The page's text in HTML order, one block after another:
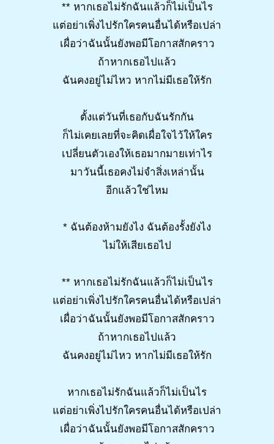
** หากเธอไม่รักฉันแล้วก็ไม่เป็นไร
แต่อย่าเพิ่งไปรักใครคนอื่นได้หรือเปล่า
เผื่อว่าฉันนั้นยังพอมีโอกาสสักคราว
ถ้าหากเธอไปแล้ว
ฉันคงอยู่ไม่ไหว หากไม่มีเธอให้รัก
ตั้งแต่วันที่เธอกับฉันรักกัน
ก็ไม่เคยเลยที่จะคิดเผื่อใจไว้ให้ใคร
เปลี่ยนตัวเองให้เธอมากมายเท่าไร
มาวันนี้เธอคงไม่จำสิ่งเหล่านั้น
อีกแล้วใช่ไหม
* ฉันต้องห้ามยังไง ฉันต้องรั้งยังไง
ไม่ให้เสียเธอไป
** หากเธอไม่รักฉันแล้วก็ไม่เป็นไร
แต่อย่าเพิ่งไปรักใครคนอื่นได้หรือเปล่า
เผื่อว่าฉันนั้นยังพอมีโอกาสสักคราว
ถ้าหากเธอไปแล้ว
ฉันคงอยู่ไม่ไหว หากไม่มีเธอให้รัก
หากเธอไม่รักฉันแล้วก็ไม่เป็นไร
แต่อย่าเพิ่งไปรักใครคนอื่นได้หรือเปล่า
เผื่อว่าฉันนั้นยังพอมีโอกาสสักคราว